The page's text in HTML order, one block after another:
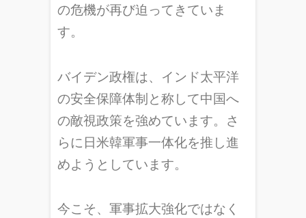
の危機が再び迫ってきていま
す。
バイデン政権は、インド太平洋
の安全保障体制と称して中国へ
の敵視政策を強めています。さ
らに日米韓軍事一体化を推し進
めようとしています。
今こそ、軍事拡大強化ではなく